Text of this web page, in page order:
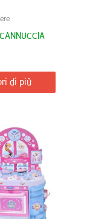
di più